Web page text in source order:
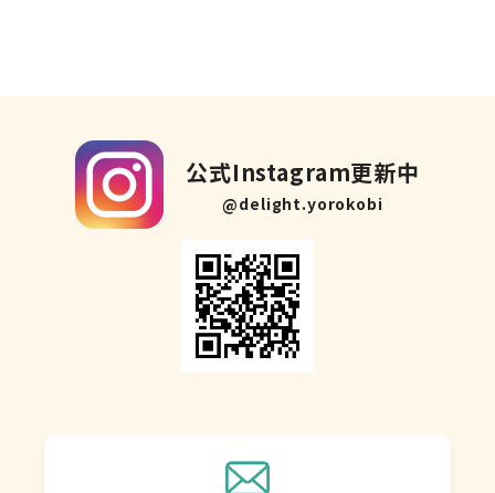
公式Instagram更新中
@delight.yorokobi